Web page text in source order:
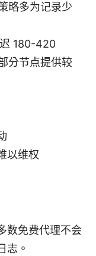
略多为记录少
180-420
分节点提供较
以维权
数免费代理不会
志。